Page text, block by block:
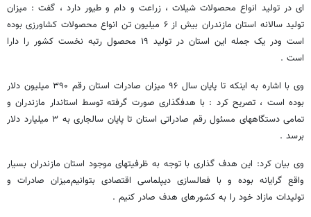
ای در تولید انواع محصولات شیلات ، زراعت و دام و طیور دارد ، گفت : میزان
تولید سالانه استان مازندران بیش از ۶ میلیون تن انواع محصولات کشاورزی بوده
است ودر یک جمله این استان در تولید ۱۹ محصول رتبه نخست کشور را دارا
است .
وی با اشاره به اینکه تا پایان سال ۹۶ میزان صادرات استان رقم ۳۹۰ میلیون دلار
بوده است ، تصریح کرد : با هدفگذاری صورت گرفته توسط استاندار مازندران و
تمامی دستگاههای مسئول رقم صادراتی استان تا پایان سالجاری به ۳ میلیارد دلار
برسد .
وی بیان کرد: این هدف گذاری با توجه به ظرفیتهای موجود استان مازندران بسیار
واقع گرایانه بوده و با فعالسازی دیپلماسی اقتصادی بتوانیم‌میزان صادرات و
تولیدات مازاد خود را به کشورهای هدف صادر کنیم .